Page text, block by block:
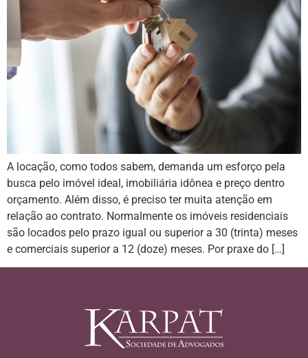
A locação, como todos sabem, demanda um esforço pela
busca pelo imóvel ideal, imobiliária idônea e preço dentro
orçamento. Além disso, é preciso ter muita atenção em
relação ao contrato. Normalmente os imóveis residenciais
são locados pelo prazo igual ou superior a 30 (trinta) meses
e comerciais superior a 12 (doze) meses. Por praxe do […]